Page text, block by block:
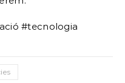
#tecnologia